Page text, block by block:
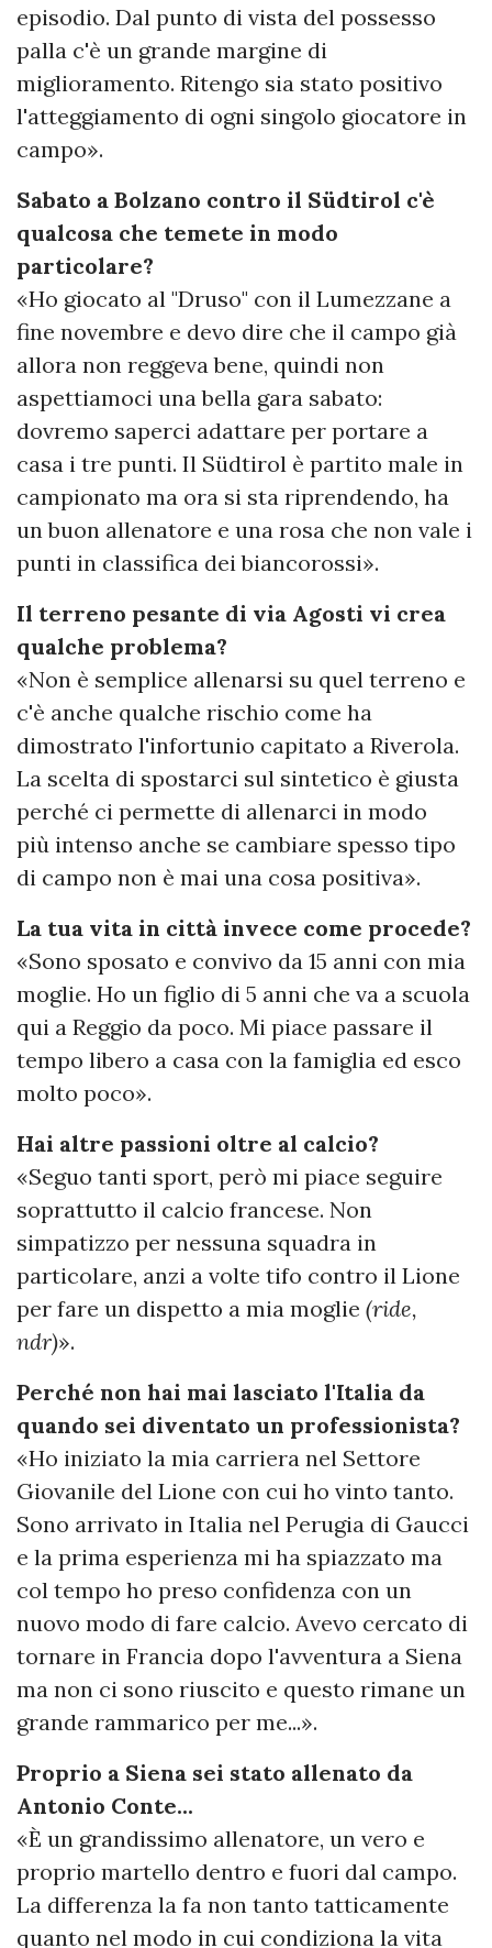
episodio. Dal punto di vista del possesso
palla c'è un grande margine di
miglioramento. Ritengo sia stato positivo
l'atteggiamento di ogni singolo giocatore in
campo».
Sabato a Bolzano contro il Südtirol c'è
qualcosa che temete in modo
particolare?
«Ho giocato al "Druso" con il Lumezzane a
fine novembre e devo dire che il campo già
allora non reggeva bene, quindi non
aspettiamoci una bella gara sabato:
dovremo saperci adattare per portare a
casa i tre punti. Il Südtirol è partito male in
campionato ma ora si sta riprendendo, ha
un buon allenatore e una rosa che non vale i
punti in classifica dei biancorossi».
Il terreno pesante di via Agosti vi crea
qualche problema?
«Non è semplice allenarsi su quel terreno e
c'è anche qualche rischio come ha
dimostrato l'infortunio capitato a Riverola.
La scelta di spostarci sul sintetico è giusta
perché ci permette di allenarci in modo
più intenso anche se cambiare spesso tipo
di campo non è mai una cosa positiva».
La tua vita in città invece come procede?
«Sono sposato e convivo da 15 anni con mia
moglie. Ho un figlio di 5 anni che va a scuola
qui a Reggio da poco. Mi piace passare il
tempo libero a casa con la famiglia ed esco
molto poco».
Hai altre passioni oltre al calcio?
«Seguo tanti sport, però mi piace seguire
soprattutto il calcio francese. Non
simpatizzo per nessuna squadra in
particolare, anzi a volte tifo contro il Lione
per fare un dispetto a mia moglie (ride,
ndr)».
Perché non hai mai lasciato l'Italia da
quando sei diventato un professionista?
«Ho iniziato la mia carriera nel Settore
Giovanile del Lione con cui ho vinto tanto.
Sono arrivato in Italia nel Perugia di Gaucci
e la prima esperienza mi ha spiazzato ma
col tempo ho preso confidenza con un
nuovo modo di fare calcio. Avevo cercato di
tornare in Francia dopo l'avventura a Siena
ma non ci sono riuscito e questo rimane un
grande rammarico per me...».
Proprio a Siena sei stato allenato da
Antonio Conte...
«È un grandissimo allenatore, un vero e
proprio martello dentro e fuori dal campo.
La differenza la fa non tanto tatticamente
quanto nel modo in cui condiziona la vita